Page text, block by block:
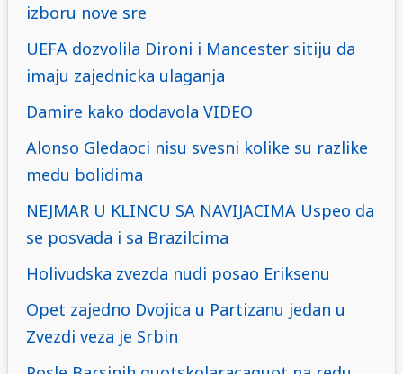
izboru nove sre
UEFA dozvolila Dironi i Mancester sitiju da
imaju zajednicka ulaganja
Damire kako dodavola VIDEO
Alonso Gledaoci nisu svesni kolike su razlike
medu bolidima
NEJMAR U KLINCU SA NAVIJACIMA Uspeo da
se posvada i sa Brazilcima
Holivudska zvezda nudi posao Eriksenu
Opet zajedno Dvojica u Partizanu jedan u
Zvezdi veza je Srbin